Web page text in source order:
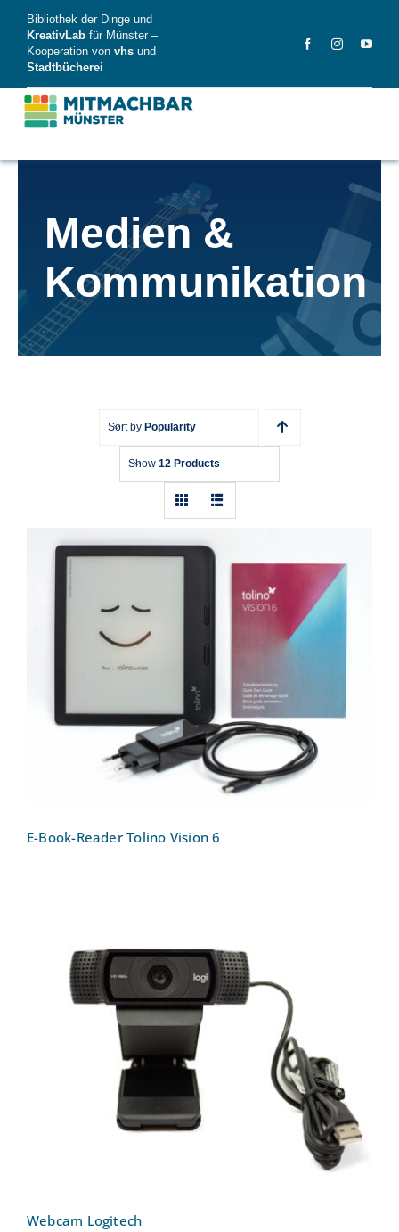
content
Bibliothek der Dinge und
KreativLab für Münster –
Kooperation von vhs und
Stadtbücherei
Dinge
FAQ
News
Videos
Medien &
Kommunikation
Sort by Popularity
Show 12 Products
E-Book-Reader Tolino Vision 6
E-Book-Reader Tolino Vision 6
Webcam Logitech
Webcam Logitech